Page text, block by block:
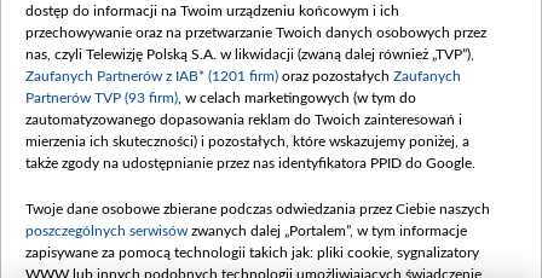
dostęp do informacji na Twoim urządzeniu końcowym i ich
przechowywanie oraz na przetwarzanie Twoich danych osobowych przez
nas, czyli Telewizję Polską S.A. w likwidacji (zwaną dalej również „TVP”),
Zaufanych Partnerów z IAB* (1201 firm) oraz pozostałych Zaufanych
Partnerów TVP (93 firm) , w celach marketingowych (w tym do
zautomatyzowanego dopasowania reklam do Twoich zainteresowań i
mierzenia ich skuteczności) i pozostałych, które wskazujemy poniżej, a
także zgody na udostępnianie przez nas identyfikatora PPID do Google.
Twoje dane osobowe zbierane podczas odwiedzania przez Ciebie naszych
poszczególnych serwisów zwanych dalej „Portalem”, w tym informacje
zapisywane za pomocą technologii takich jak: pliki cookie, sygnalizatory
WWW lub innych podobnych technologii umożliwiających świadczenie